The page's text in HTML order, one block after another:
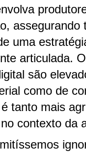
assegurando
uma
articulada.
são
como de
tanto mais
contexto da